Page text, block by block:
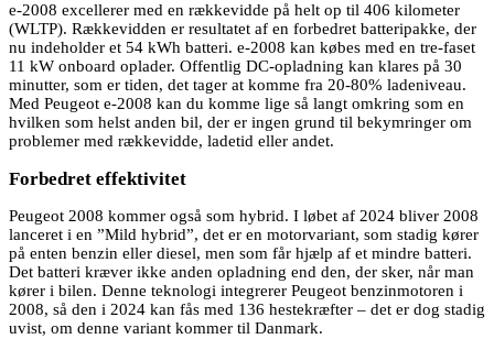
e-2008 excellerer med en rækkevidde på helt op til 406 kilometer
(WLTP). Rækkevidden er resultatet af en forbedret batteripakke, der
nu indeholder et 54 kWh batteri. e-2008 kan købes med en tre-faset
11 kW onboard oplader. Offentlig DC-opladning kan klares på 30
minutter, som er tiden, det tager at komme fra 20-80% ladeniveau.
Med Peugeot e-2008 kan du komme lige så langt omkring som en
hvilken som helst anden bil, der er ingen grund til bekymringer om
problemer med rækkevidde, ladetid eller andet.
Forbedret effektivitet
Peugeot 2008 kommer også som hybrid. I løbet af 2024 bliver 2008
lanceret i en ”Mild hybrid”, det er en motorvariant, som stadig kører
på enten benzin eller diesel, men som får hjælp af et mindre batteri.
Det batteri kræver ikke anden opladning end den, der sker, når man
kører i bilen. Denne teknologi integrerer Peugeot benzinmotoren i
2008, så den i 2024 kan fås med 136 hestekræfter – det er dog stadig
uvist, om denne variant kommer til Danmark.